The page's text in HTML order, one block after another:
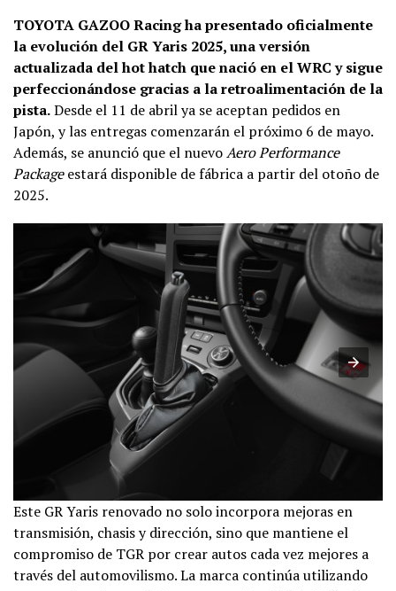
TOYOTA GAZOO Racing ha presentado oficialmente
la evolución del GR Yaris 2025, una versión
actualizada del hot hatch que nació en el WRC y sigue
perfeccionándose gracias a la retroalimentación de la
pista.Desde el 11 de abril ya se aceptan pedidos en
Japón, y las entregas comenzarán el próximo 6 de mayo.
Además, se anunció que el nuevoAero Performance
Packageestará disponible de fábrica a partir del otoño de
2025.
Este GR Yaris renovado no solo incorpora mejoras en
transmisión, chasis y dirección, sino que mantiene el
compromiso de TGR por crear autos cada vez mejores a
través del automovilismo. La marca continúa utilizando